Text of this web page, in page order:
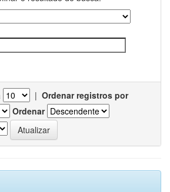
| Ordenar registros por
Ordenar